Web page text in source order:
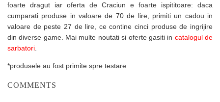
foarte dragut iar oferta de Craciun e foarte ispititoare: daca
cumparati produse in valoare de 70 de lire, primiti un cadou in
valoare de peste 27 de lire, ce contine cinci produse de ingrijire
din diverse game. Mai multe noutati si oferte gasiti in catalogul de
sarbatori
*produsele au fost primite spre testare
COMMENTS